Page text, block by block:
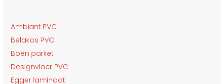
Ambiant PVC
Belakos PVC
Boen parket
Designvloer PVC
Egger laminaat